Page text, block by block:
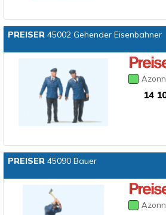
PREISER45002 Gehender Eisenbahner
14
PREISER45090 Bauer